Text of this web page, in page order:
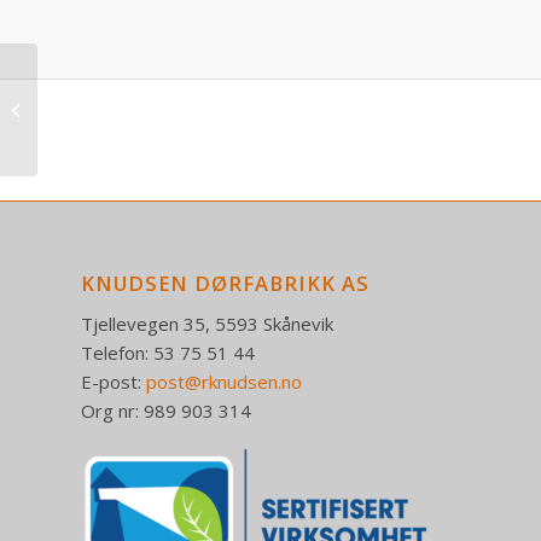
KNUDSEN DØRFABRIKK AS
Tjellevegen 35, 5593 Skånevik
Telefon: 53 75 51 44
E-post: post@rknudsen.no
Org nr: 989 903 314